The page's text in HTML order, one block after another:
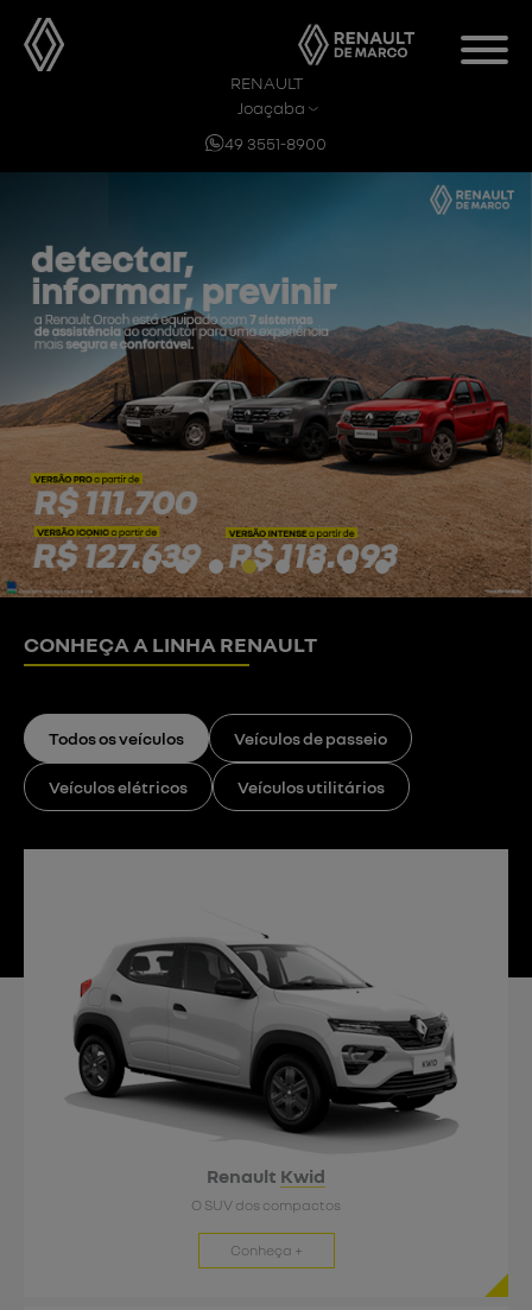
RENAULT
Joaçaba
49 3551-8900
CONHEÇA A LINHA RENAULT
Todos os veículos Veículos de passeio
Veículos elétricos Veículos utilitários
Renault Kwid
O SUV dos compactos
Conheça +